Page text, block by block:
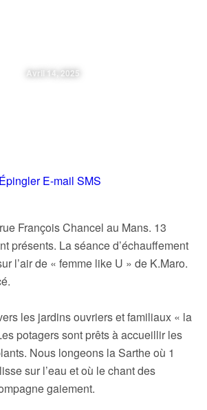
Avril 14, 2025
Épingler E-mail SMS
François Chancel au Mans. 13
présents. La séance d’échauffement
l’air de « femme like U » de K.Maro.
les jardins ouvriers et familiaux « la
potagers sont prêts à accueillir les
Nous longeons la Sarthe où 1
sur l’eau et où le chant des
gaiement.